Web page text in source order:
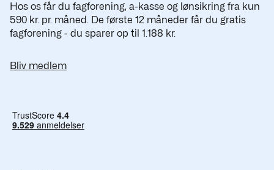
Hos os får du fagforening, a-kasse og lønsikring fra kun
590 kr. pr. måned. De første 12 måneder får du gratis
fagforening - du sparer op til 1.188 kr.
Bliv medlem